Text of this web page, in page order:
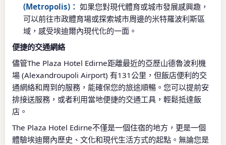
(Metropolis)： 如果您對現代體育或城市發展感興趣，
可以前往市政體育場或探索城市周邊的米特羅波利斯區
域，感受埃迪爾內現代化的一面。
便捷的交通網絡
儘管The Plaza Hotel Edirne距離最近的亞歷山德魯波利機
場 (Alexandroupoli Airport) 有131公里，但飯店便利的交
通網絡和周到的服務，能確保您的旅途順暢。您可以提前安
排接送服務，或者利用當地便捷的交通工具，輕鬆抵達飯
店。
The Plaza Hotel Edirne不僅是一個住宿的地方，更是一個
體驗埃迪爾內歷史、文化和現代生活方式的起點。無論您是